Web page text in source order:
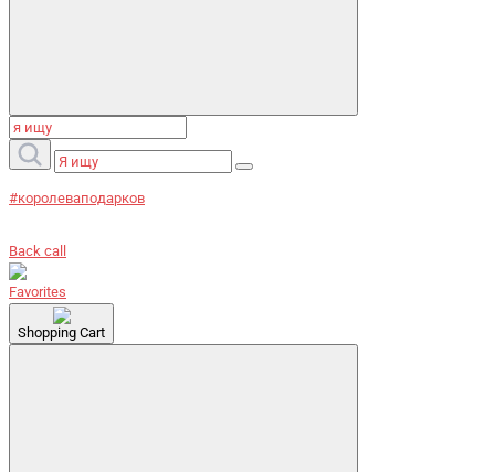
#королеваподарков
Back call
Favorites
Shopping Cart